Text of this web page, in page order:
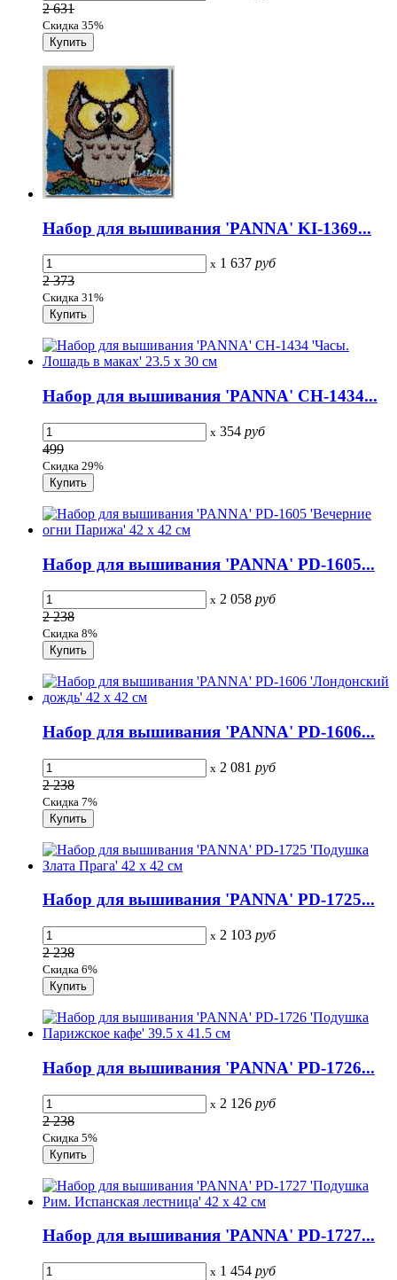
2 631
Скидка 35%
Набор для вышивания 'PANNA' KI-1369...
x 1 637 руб
2 373
Скидка 31%
Набор для вышивания 'PANNA' CH-1434...
x 354 руб
499
Скидка 29%
Набор для вышивания 'PANNA' PD-1605...
x 2 058 руб
2 238
Скидка 8%
Набор для вышивания 'PANNA' PD-1606...
x 2 081 руб
2 238
Скидка 7%
Набор для вышивания 'PANNA' PD-1725...
x 2 103 руб
2 238
Скидка 6%
Набор для вышивания 'PANNA' PD-1726...
x 2 126 руб
2 238
Скидка 5%
Набор для вышивания 'PANNA' PD-1727...
x 1 454 руб